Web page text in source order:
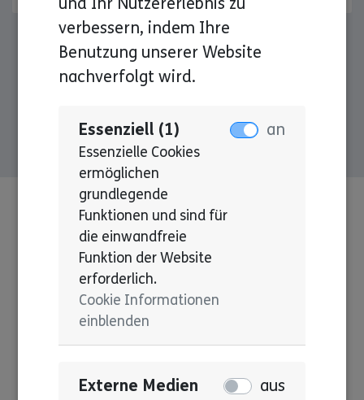
verbessern, indem Ihre
Benutzung unserer Website
nachverfolgt wird.
Essenziell (1)
Essenzielle Cookies
ermöglichen
grundlegende
Funktionen und sind für
die einwandfreie
Funktion der Website
erforderlich.
Cookie Informationen
einblenden
an
Externe Medien
aus